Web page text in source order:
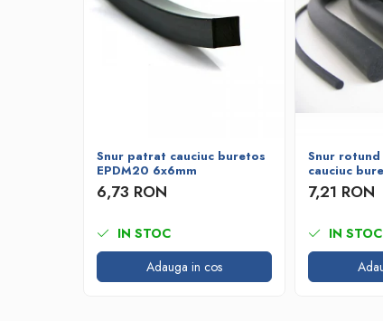
Banda transportoare din cauciuc
Placa cauciucare tamburi
Produse Siguranta Traficului
Stalpi pietonali
Conuri reflectorizante
Limitatore de viteza
Covorase de intrare
Snur patrat cauciuc buretos
EPDM20 6x6mm
6,73 RON
IN STOC
Adauga in cos
Snur
cauciuc
7,21 RON
IN STOC